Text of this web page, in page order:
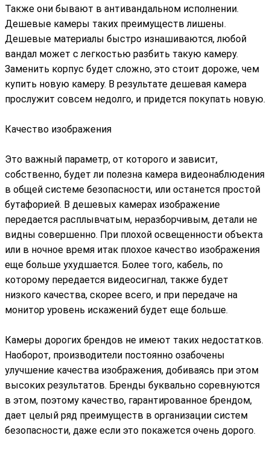
Также они бывают в антивандальном исполнении.
Дешевые камеры таких преимуществ лишены.
Дешевые материалы быстро изнашиваются, любой
вандал может с легкостью разбить такую камеру.
Заменить корпус будет сложно, это стоит дороже, чем
купить новую камеру. В результате дешевая камера
прослужит совсем недолго, и придется покупать новую.
Качество изображения
Это важный параметр, от которого и зависит,
собственно, будет ли полезна камера видеонаблюдения
в общей системе безопасности, или останется простой
бутафорией. В дешевых камерах изображение
передается расплывчатым, неразборчивым, детали не
видны совершенно. При плохой освещенности объекта
или в ночное время итак плохое качество изображения
еще больше ухудшается. Более того, кабель, по
которому передается видеосигнал, также будет
низкого качества, скорее всего, и при передаче на
монитор уровень искажений будет еще больше.
Камеры дорогих брендов не имеют таких недостатков.
Наоборот, производители постоянно озабочены
улучшение качества изображения, добиваясь при этом
высоких результатов. Бренды буквально соревнуются
в этом, поэтому качество, гарантированное брендом,
дает целый ряд преимуществ в организации систем
безопасности, даже если это покажется очень дорого.